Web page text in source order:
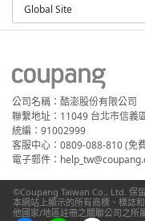
Global Site
公司名稱：酷澎股份有限公司
聯繫地址：11049 台北市信義
統編：91002999
客服中心：0809-088-810 (免
電子郵件：
©Coupang Taiwan Co., Ltd. 保
本網站上顯示的所有商標、標誌
他國家/地區註冊之關聯公司之所